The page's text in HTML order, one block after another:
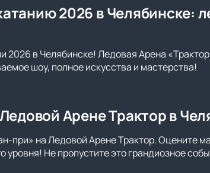
2026 в Челябинске:
в Челябинске! Ледовая Арена
шоу, полное искусства и мастерства!
Арене Трактор в
при» на Ледовой Арене Трактор. Оцените
Не пропустите это грандиозное